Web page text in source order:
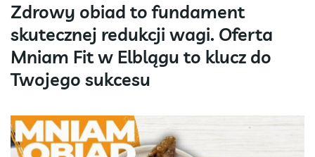
Zdrowy obiad to fundament
skutecznej redukcji wagi. Oferta
Mniam Fit w Elblągu to klucz do
Twojego sukcesu